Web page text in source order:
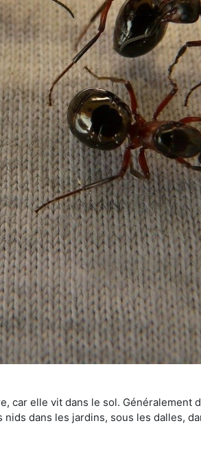
car elle vit dans le sol. Généralement
dans les jardins, sous les dalles,